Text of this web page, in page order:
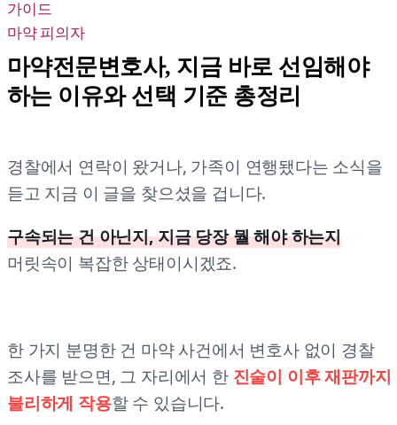
가이드
마약 피의자
마약전문변호사, 지금 바로 선임해야
하는 이유와 선택 기준 총정리
경찰에서 연락이 왔거나, 가족이 연행됐다는 소식을
듣고 지금 이 글을 찾으셨을 겁니다.
구속되는 건 아닌지, 지금 당장 뭘 해야 하는지
머릿속이 복잡한 상태이시겠죠.
한 가지 분명한 건 마약 사건에서 변호사 없이 경찰
조사를 받으면, 그 자리에서 한 진술이 이후 재판까지
불리하게 작용할 수 있습니다.